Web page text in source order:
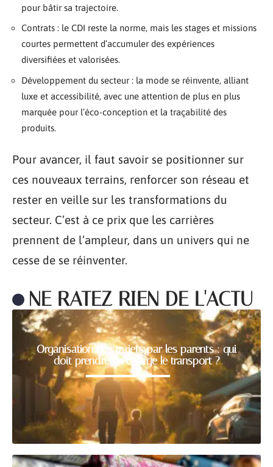
pour bâtir sa trajectoire.
Contrats : le CDI reste la norme, mais les stages et missions
courtes permettent d’accumuler des expériences
diversifiées et valorisées.
Développement du secteur : la mode se réinvente, alliant
luxe et accessibilité, avec une attention de plus en plus
marquée pour l’éco-conception et la traçabilité des
produits.
Pour avancer, il faut savoir se positionner sur
ces nouveaux terrains, renforcer son réseau et
rester en veille sur les transformations du
secteur. C’est à ce prix que les carrières
prennent de l’ampleur, dans un univers qui ne
cesse de se réinventer.
NE RATEZ RIEN DE L'ACTU
Organisation des trajets par les parents : qui
doit prendre en charge le transport ?